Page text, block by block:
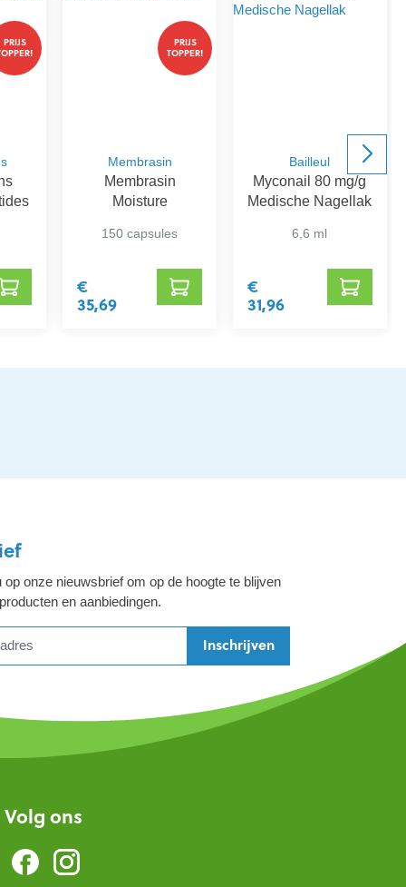
PRIJS
PRIJS
TOPPER!
Membrasin
Membrasin
Moisture
150 capsules
€
35,69
Bailleul
Myconail 80 mg/g
Medische Nagellak
6,6 ml
€
31,96
op onze nieuwsbrief om op de hoogte te blijven
en aanbiedingen.
Inschrijven
Volg ons